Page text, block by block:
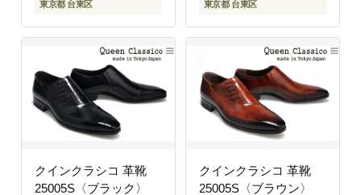
東京都 台東区 東京都 台東区
クインクラシコ 革靴
25005S〈ブラック〉
クインクラシコ 革靴
25005S〈ブラウン〉